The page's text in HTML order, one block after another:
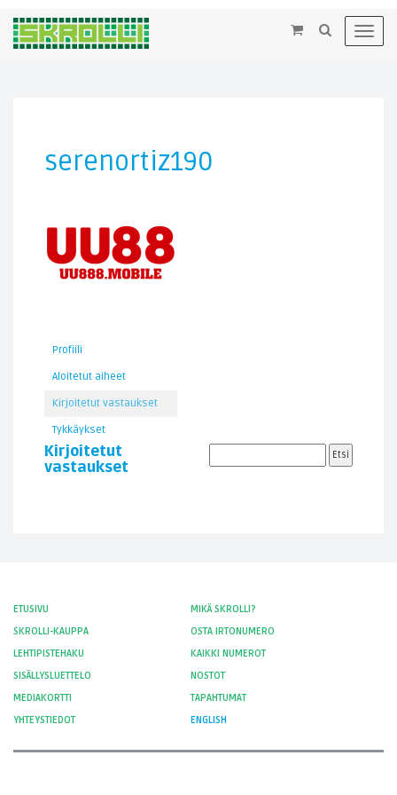
×
serenortiz190
Profiili
Aloitetut aiheet
Kirjoitetut vastaukset
Tykkäykset
Kirjoitetut
vastaukset
ETUSIVU
MIKÄ SKROLLI?
SKROLLI-KAUPPA
OSTA IRTONUMERO
LEHTIPISTEHAKU
KAIKKI NUMEROT
SISÄLLYSLUETTELO
NOSTOT
MEDIAKORTTI
TAPAHTUMAT
YHTEYSTIEDOT
ENGLISH